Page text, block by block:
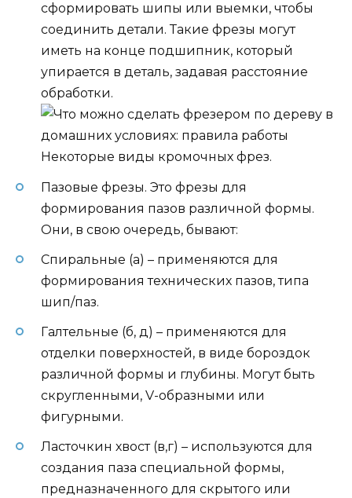
сформировать шипы или выемки, чтобы
соединить детали. Такие фрезы могут
иметь на конце подшипник, который
упирается в деталь, задавая расстояние
обработки.
Некоторые виды кромочных фрез.
Пазовые фрезы. Это фрезы для
формирования пазов различной формы.
Они, в свою очередь, бывают:
Спиральные (а) – применяются для
формирования технических пазов, типа
шип/паз.
Галтельные (б, д) – применяются для
отделки поверхностей, в виде бороздок
различной формы и глубины. Могут быть
скругленными, V-образными или
фигурными.
Ласточкин хвост (в,г) – используются для
создания паза специальной формы,
предназначенного для скрытого или